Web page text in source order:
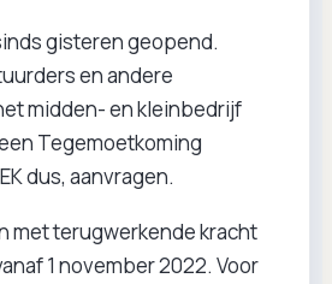
gisteren geopend.
en andere
midden- en kleinbedrijf
Tegemoetkoming
dus, aanvragen.
met terugwerkende kracht
1 november 2022. Voor